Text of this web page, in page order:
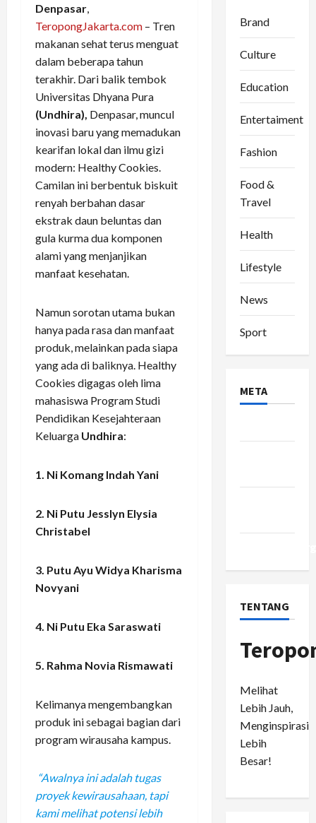
Denpasar
TeropongJakarta.com – Tren
makanan sehat terus menguat
dalam beberapa tahun
terakhir. Dari balik tembok
Universitas Dhyana Pura
(Undhira), Denpasar, muncul
inovasi baru yang memadukan
kearifan lokal dan ilmu gizi
modern: Healthy Cookies.
Camilan ini berbentuk biskuit
renyah berbahan dasar
ekstrak daun beluntas dan
gula kurma dua komponen
alami yang menjanjikan
manfaat kesehatan.
Namun sorotan utama bukan
hanya pada rasa dan manfaat
produk, melainkan pada siapa
yang ada di baliknya. Healthy
Cookies digagas oleh lima
mahasiswa Program Studi
Pendidikan Kesejahteraan
Keluarga Undhira:
1. Ni Komang Indah Yani
2. Ni Putu Jesslyn Elysia
Christabel
3. Putu Ayu Widya Kharisma
Novyani
4. Ni Putu Eka Saraswati
5. Rahma Novia Rismawati
Kelimanya mengembangkan
produk ini sebagai bagian dari
program wirausaha kampus.
“Awalnya ini adalah tugas
proyek kewirausahaan, tapi
kami melihat potensi lebih
Brand
Culture
Education
Entertaiment
Fashion
Food &
Travel
Health
Lifestyle
News
Sport
META
TENTANG
Melihat
Lebih Jauh,
Menginspirasi
Lebih
Besar!